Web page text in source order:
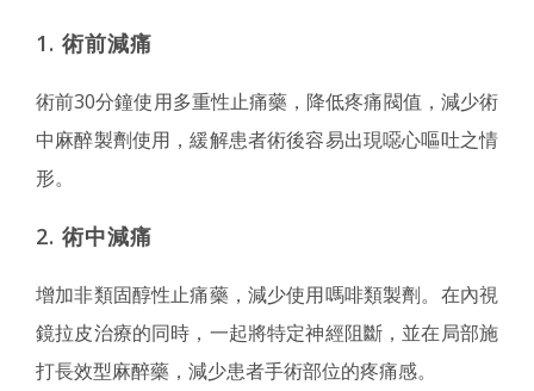
1. 術前減痛
術前30分鐘使用多重性止痛藥，降低疼痛閥值，減少術
中麻醉製劑使用，緩解患者術後容易出現噁心嘔吐之情
形。
2. 術中減痛
增加非類固醇性止痛藥，減少使用嗎啡類製劑。在內視
鏡拉皮治療的同時，一起將特定神經阻斷，並在局部施
打長效型麻醉藥，減少患者手術部位的疼痛感。